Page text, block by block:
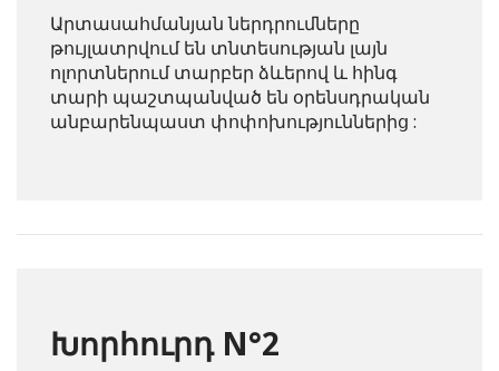
Արտասահմանյան ներդրումները
թույլատրվում են տնտեսության լայն
ոլորտներում տարբեր ձևերով և հինգ
տարի պաշտպանված են օրենսդրական
անբարենպաստ փոփոխություններից :
Խորհուրդ N°2